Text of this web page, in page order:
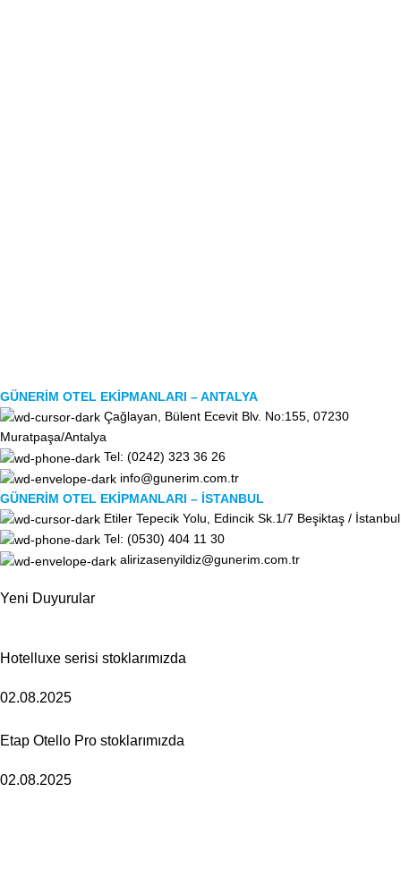
GÜNERİM OTEL EKİPMANLARI – ANTALYA
Çağlayan, Bülent Ecevit Blv. No:155, 07230
Muratpaşa/Antalya
Tel: (0242) 323 36 26
info@gunerim.com.tr
GÜNERİM OTEL EKİPMANLARI – İSTANBUL
Etiler Tepecik Yolu, Edincik Sk.1/7 Beşiktaş / İstanbul
Tel: (0530) 404 11 30
alirizasenyildiz@gunerim.com.tr
Yeni Duyurular
Hotelluxe serisi stoklarımızda
02.08.2025
Etap Otello Pro stoklarımızda
02.08.2025